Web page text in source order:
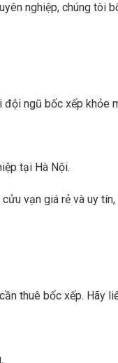
nghiệp, chúng tôi
ngũ bốc xếp khỏe
tại Hà Nội.
vạn giá rẻ và uy
thuê bốc xếp. Hãy